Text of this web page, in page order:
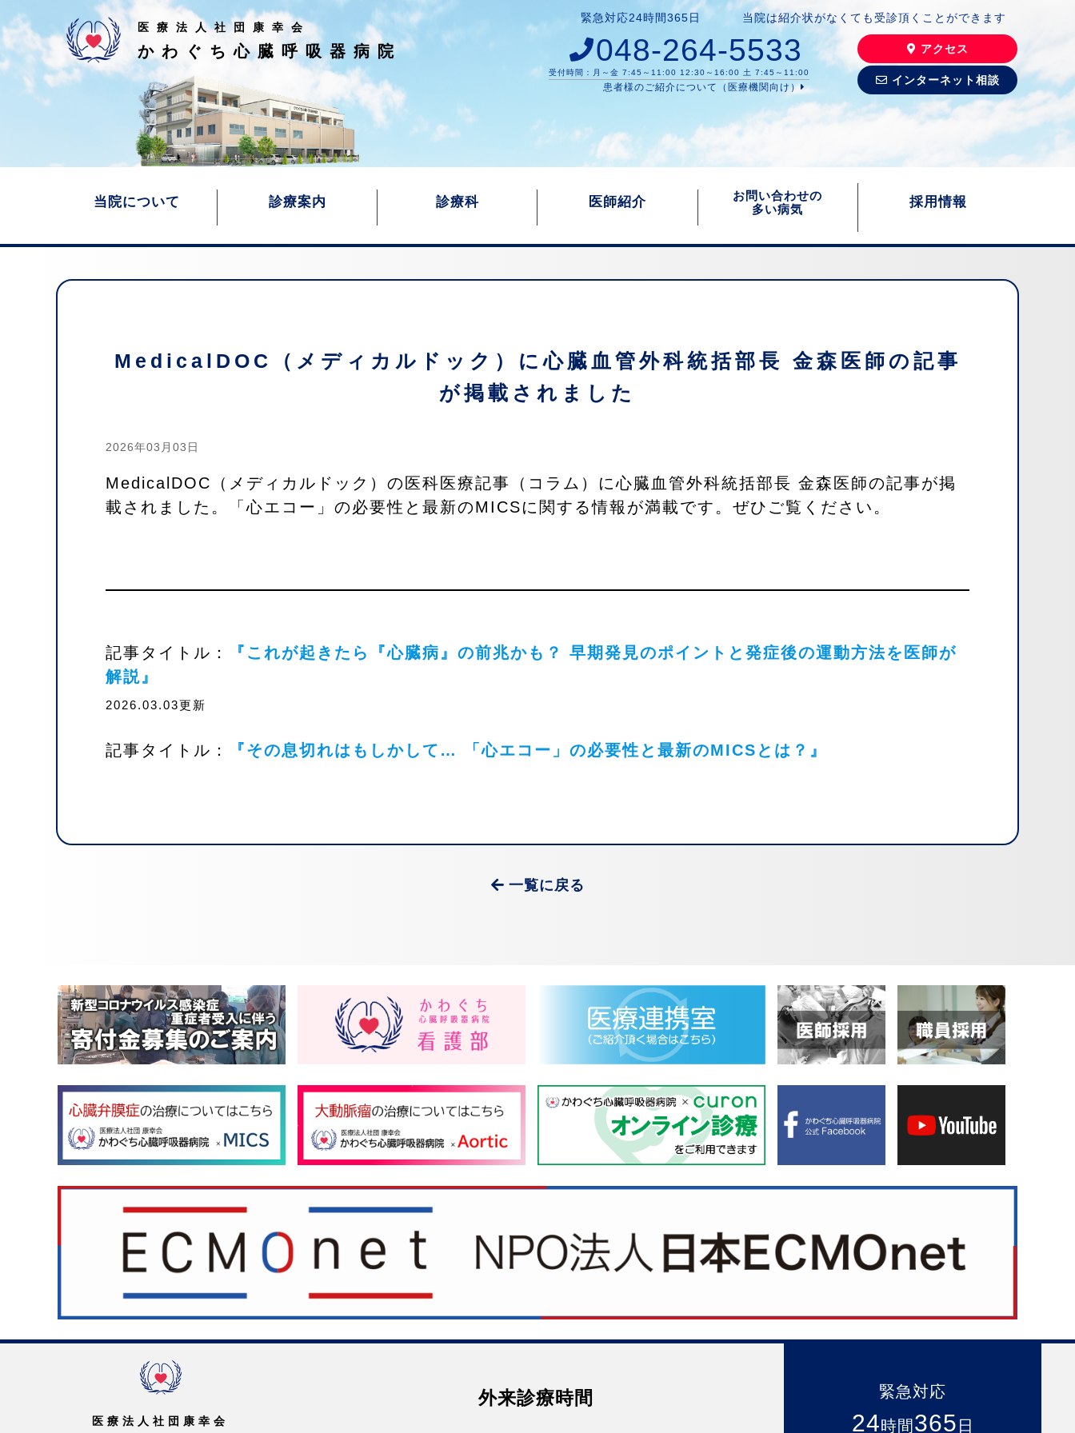
医療法人社団康幸会
かわぐち心臓呼吸器病院
緊急対応24時間365日 当院は紹介状がなくても受診頂くことができます
アクセス
インターネット相談
048-264-5533
受付時間：月～金 7:45～11:00 12:30～16:00 土 7:45～11:00
患者様のご紹介について（医療機関向け）
当院について 診療案内 診療科 医師紹介
お問い合わせの
多い病気
採用情報
MedicalDOC（メディカルドック）に心臓血管外科統括部長 金森医師の記事
が掲載されました
2026年03月03日
MedicalDOC（メディカルドック）の医科医療記事（コラム）に心臓血管外科統括部長 金森医師の記事が掲
載されました。「心エコー」の必要性と最新のMICSに関する情報が満載です。ぜひご覧ください。
記事タイトル ：
『これが起きたら『心臓病』の前兆かも？ 早期発見のポイントと発症後の運動方法を医師が
解説』
2026.03.03更新
記事タイトル： 『その息切れはもしかして… 「心エコー」の必要性と最新のMICSとは？』
一覧に戻る
医療法人社団康幸会
外来診療時間 緊急対応
24時間 365 日